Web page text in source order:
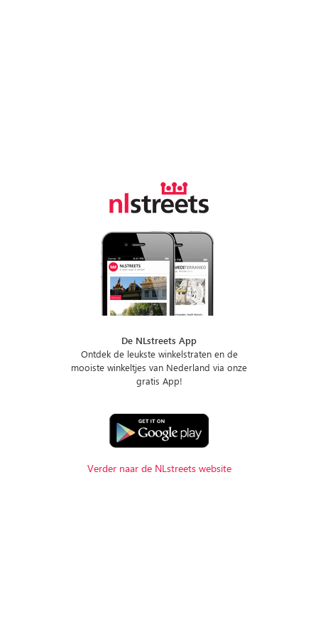
De NLstreets App
Ontdek de leukste winkelstraten en de
mooiste winkeltjes van Nederland via onze
gratis App!
Verder naar de NLstreets website